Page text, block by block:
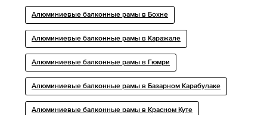
Алюминиевые балконные рамы в Бохне
Алюминиевые балконные рамы в Каражале
Алюминиевые балконные рамы в Гюмри
Алюминиевые балконные рамы в Базарном Карабулаке
Алюминиевые балконные рамы в Красном Куте